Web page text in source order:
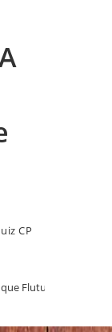
CP
Flutua